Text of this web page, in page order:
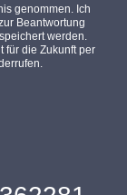
genommen. Ich
Beantwortung
werden.
für die Zukunft per